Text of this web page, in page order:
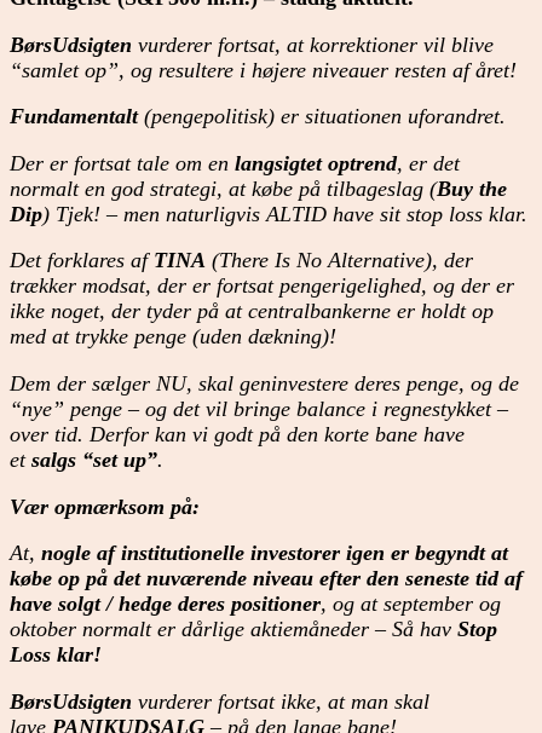
BørsUdsigten vurderer fortsat, at korrektioner vil blive
“samlet op”, og resultere i højere niveauer resten af året!
Fundamentalt(pengepolitisk) er situationen uforandret.
Der er fortsat tale om en langsigtet optrend, er det
normalt en god strategi, at købe på tilbageslag (Buy the
Dip) Tjek! – men naturligvis ALTID have sit stop loss klar.
Det forklares af TINA (There Is No Alternative), der
trækker modsat, der er fortsat pengerigelighed, og der er
ikke noget, der tyder på at centralbankerne er holdt op
med at trykke penge (uden dækning)!
Dem der sælger NU, skal geninvestere deres penge, og de
“nye” penge – og det vil bringe balance i regnestykket –
over tid. Derfor kan vi godt på den korte bane have
et salgs “set up”.
Vær opmærksom på:
At, nogle af institutionelle investorer igen er begyndt at
købe op på det nuværende niveau efter den seneste tid af
have solgt / hedge deres positioner, og at september og
oktober normalt er dårlige aktiemåneder – Så hav Stop
Loss klar!
BørsUdsigten vurderer fortsat ikke, at man skal
lave PANIKUDSALG – på den lange bane!